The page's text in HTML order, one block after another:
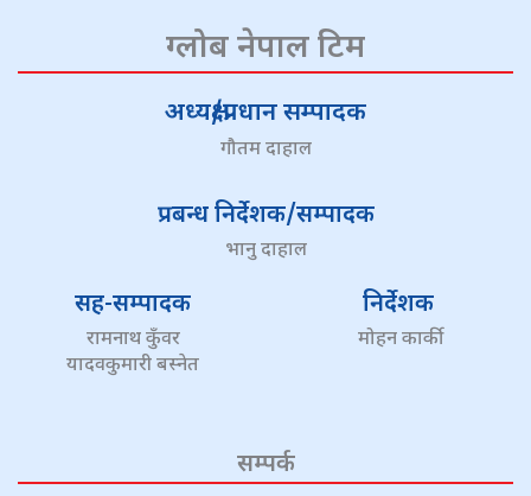
ग्लोब नेपाल टिम
अध्यक्ष/प्रधान सम्पादक
गौतम दाहाल
प्रबन्ध निर्देशक/सम्पादक
भानु दाहाल
सह-सम्पादक
रामनाथ कुँवर
यादवकुमारी बस्नेत
निर्देशक
मोहन कार्की
सम्पर्क